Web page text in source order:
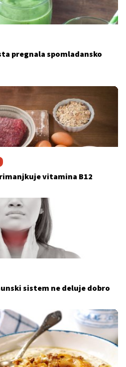
pregnala spomladansko
vitamina B12
sistem ne deluje dobro